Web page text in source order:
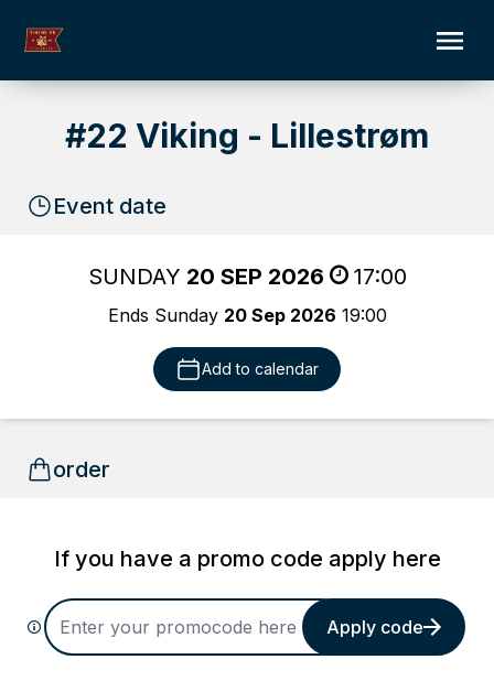
#22 Viking - Lillestrøm
Event date
SUNDAY 20 SEP 2026 17:00
Ends Sunday 20 Sep 2026 19:00
Add to calendar
order
If you have a promo code apply here
Apply code